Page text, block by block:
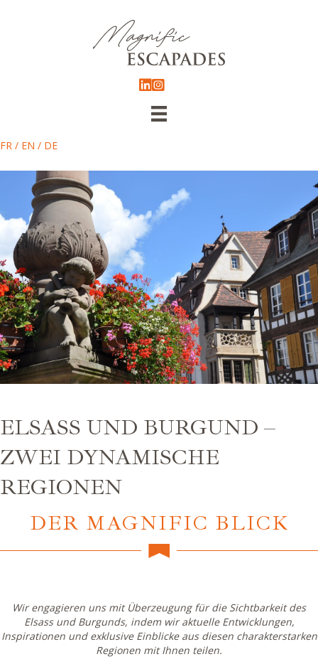
FR / EN / DE
ELSASS UND BURGUND –
ZWEI DYNAMISCHE
REGIONEN
DER MAGNIFIC BLICK
Wir engagieren uns mit Überzeugung für die Sichtbarkeit des
Elsass und Burgunds, indem wir aktuelle Entwicklungen,
Inspirationen und exklusive Einblicke aus diesen charakterstarken
Regionen mit Ihnen teilen.